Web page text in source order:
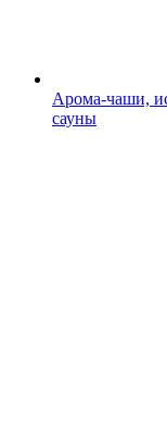
Арома-чаши,
сауны